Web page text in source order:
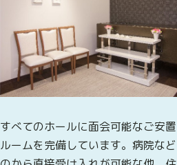
すべてのホールに面会可能なご安置
ルームを完備しています。病院など